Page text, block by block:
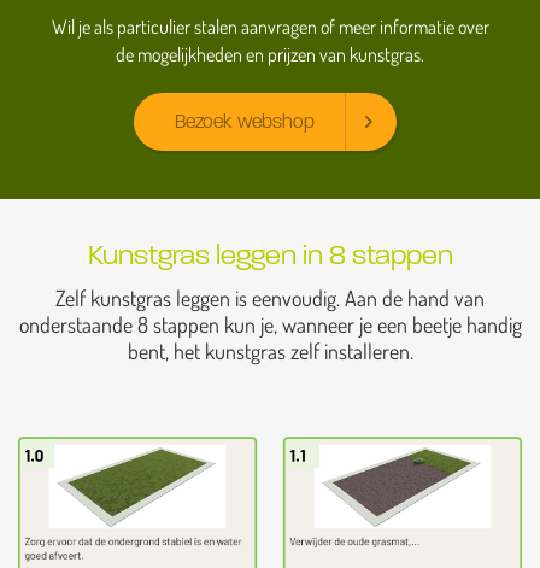
Wil je als particulier stalen aanvragen of meer informatie over
de mogelijkheden en prijzen van kunstgras.
Bezoek webshop
Kunstgras leggen in 8 stappen
Zelf kunstgras leggen is eenvoudig. Aan de hand van
onderstaande 8 stappen kun je, wanneer je een beetje handig
bent, het kunstgras zelf installeren.